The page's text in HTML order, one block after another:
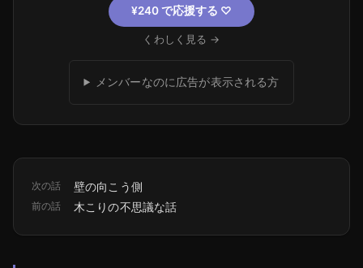
¥240 で応援する ♡
くわしく見る →
メンバーなのに広告が表示される方
次の話 壁の向こう側
前の話 木こりの不思議な話